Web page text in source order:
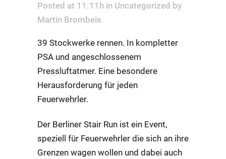
Posted at 11:11h in Uncategorized by
Martin Brombeis
39 Stockwerke rennen. In kompletter
PSA und angeschlossenem
Pressluftatmer. Eine besondere
Herausforderung für jeden
Feuerwehrler.
Der Berliner Stair Run ist ein Event,
speziell für Feuerwehrler die sich an ihre
Grenzen wagen wollen und dabei auch